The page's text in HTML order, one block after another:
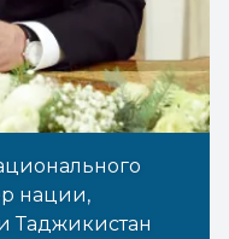
нации,
Таджикистан